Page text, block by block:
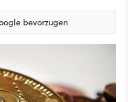
bevorzugen